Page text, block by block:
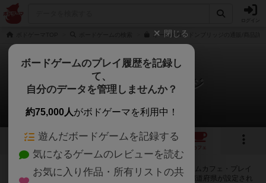
オールドロンドンブリッジの通販/商品詳
オールドロンドンブリッジ
30店のカフェ/スペースが提供中
11 1 6
カフェ
オールドロンドンブリッジで遊ぶことができるボードゲームカフェ・プレイ
スペースが30店登録されています。公開プロフィールの都道府県が設定され
閉じる
ボードゲームのプレイ履歴を記録し
て、
自分のデータを管理しませんか？
約75,000人がボドゲーマを利用中！
遊んだボードゲームを記録する
気になるゲームのレビューを読む
お気に入り作品・所有リストの共